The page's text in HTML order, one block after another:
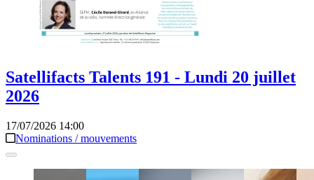
Satellifacts Talents 191 - Lundi 20 juillet
2026
17/07/2026 14:00
Nominations / mouvements